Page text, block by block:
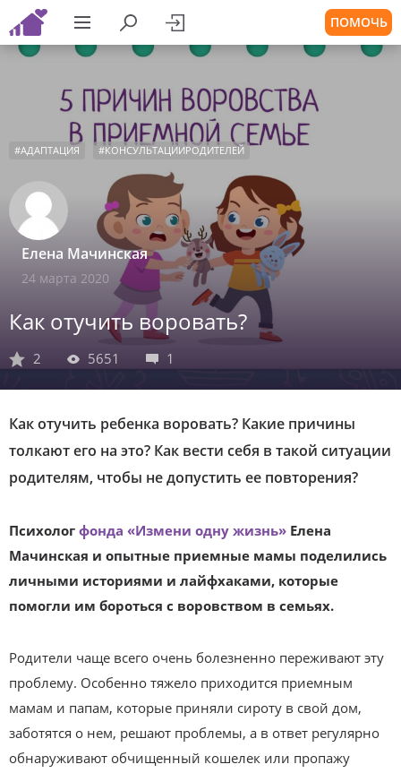
ПОМОЧЬ
#АДАПТАЦИЯ #КОНСУЛЬТАЦИИРОДИТЕЛЕЙ
Елена Мачинская
24 марта 2020
Как отучить воровать?
2 5651 1
Как отучить ребенка воровать? Какие причины
толкают его на это? Как вести себя в такой ситуации
родителям, чтобы не допустить ее повторения?
Психолог фонда «Измени одну жизнь» Елена
Мачинская и опытные приемные мамы поделились
личными историями и лайфхаками, которые
помогли им бороться с воровством в семьях.
Родители чаще всего очень болезненно переживают эту
проблему. Особенно тяжело приходится приемным
мамам и папам, которые приняли сироту в свой дом,
заботятся о нем, решают проблемы, а в ответ регулярно
обнаруживают обчищенный кошелек или пропажу